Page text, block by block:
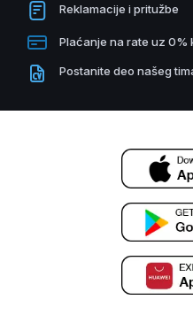
Reklamacije i pritužbe
Plaćanje na rate uz 0%
Postanite deo našeg